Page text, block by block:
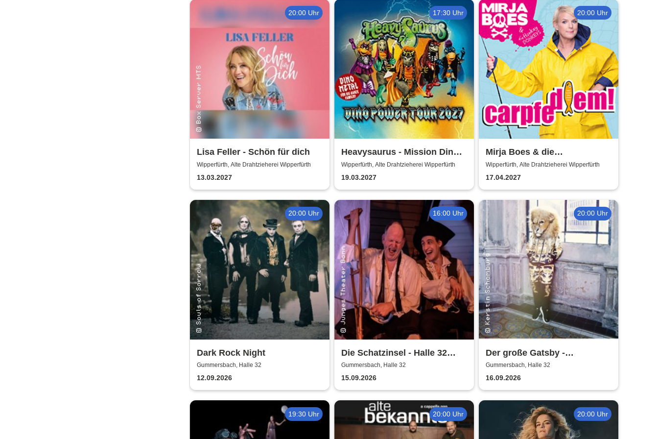
20:00 Uhr
Lisa Feller - Schön für dich
Wipperfürth, Alte Drahtzieherei Wipperfürth
13.03.2027
17:30 Uhr
Heavysaurus - Mission Dino
Power Tour 2027
Wipperfürth, Alte Drahtzieherei Wipperfürth
19.03.2027
20:00 Uhr
Mirja Boes & die
HonkeyDonkeys - carpfe
diem!
Wipperfürth, Alte Drahtzieherei Wipperfürth
17.04.2027
20:00 Uhr
Dark Rock Night
Gummersbach, Halle 32
12.09.2026
16:00 Uhr
Die Schatzinsel - Halle 32
Gummersbach
Gummersbach, Halle 32
15.09.2026
20:00 Uhr
Der große Gatsby -
Rheinisches Landestheater
Neuss
Gummersbach, Halle 32
16.09.2026
19:30 Uhr 20:00 Uhr 20:00 Uhr